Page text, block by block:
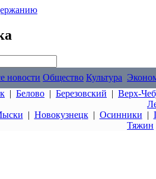
новости Общество Культура
| Белово | Березовский | Верх-
| Новокузнецк| Осинники |
Тяжин